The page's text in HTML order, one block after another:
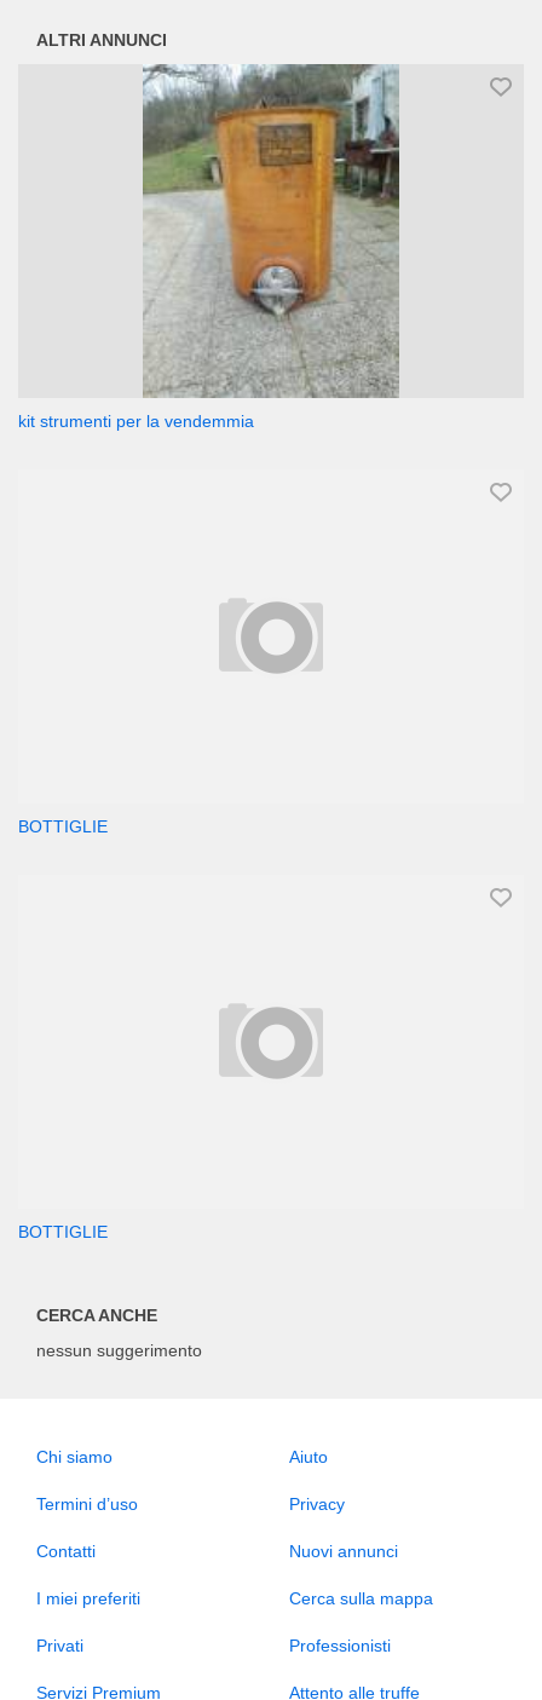
ALTRI ANNUNCI
kit strumenti per la vendemmia
BOTTIGLIE
BOTTIGLIE
CERCA ANCHE
nessun suggerimento
Chi siamo Aiuto
Termini d’uso Privacy
Contatti Nuovi annunci
I miei preferiti Cerca sulla mappa
Privati Professionisti
Servizi Premium Attento alle truffe